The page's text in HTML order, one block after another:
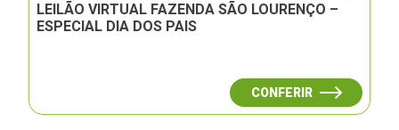
LEILÃO VIRTUAL FAZENDA SÃO LOURENÇO –
ESPECIAL DIA DOS PAIS
CONFERIR